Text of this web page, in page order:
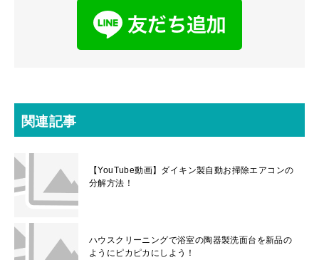
関連記事
【YouTube動画】ダイキン製自動お掃除エアコンの
分解方法！
ハウスクリーニングで浴室の陶器製洗面台を新品の
ようにピカピカにしよう！